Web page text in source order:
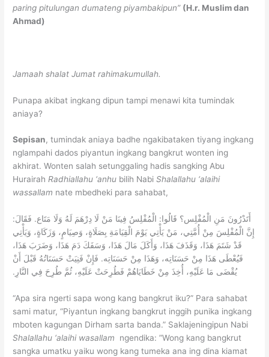
paring pitulungan dumateng piyambakipun” (H.r. Muslim dan
Ahmad)
Jamaah shalat Jumat rahimakumullah.
Punapa akibat ingkang dipun tampi menawi kita tumindak
aniaya?
Sepisan, tumindak aniaya badhe ngakibataken tiyang ingkang
nglampahi dados piyantun ingkang bangkrut wonten ing
akhirat. Wonten salah setunggaling hadis sangking Abu
HurairahRadhiallahu ‘anhu bilih Nabi Shalallahu ‘alaihi
wassallam nate mbedheki para sahabat,
أَتَدْرُونَ مَنِ الْمُفْلِس؟ قَالُوا: الْمُفْلِسُ فِينَا مَنْ لَا دِرْهَمَ لَهُ وَلَا مَتَاع. فَقَالَ:
إِنَّ الْمُفْلِسَ مِنْ أُمَّتِي، مَنْ يَأْتِي يَوْمَ الْقِيَامَةِ بِصَلَاةٍ، وَصِيَامٍ، وَزَكَاةٍ، وَيَأْتِي
قَدْ شَتَمَ هَذَا، وَقَذَفَ هَذَا، وَأَكَلَ مَالَ هَذَا، وَسَفَكَ دَمَ هَذَا، وَضَرَبَ هَذَا،
فَيُعْطَى هَذَا مِنْ حَسَنَاتِه، وَهَذَا مِنْ حَسَنَاتِه. فَإِنْ فَنِيَتْ حَسَنَاتُهُ قَبْلَ أَنْ
يُقْضَى مَا عَلَيْهِ، أُخِذَ مِنْ خَطَايَاهُمْ فَطُرِحَتْ عَلَيْهِ، ثُمَّ طُرِحَ فِي النَّارِ.
“Apa sira ngerti sapa wong kang bangkrut iku?” Para sahabat
sami matur, “Piyantun ingkang bangkrut inggih punika ingkang
mboten kagungan Dirham sarta banda.” Saklajeningipun Nabi
Shalallahu ‘alaihi wasallam ngendika: ”Wong kang bangkrut
sangka umatku yaiku wong kang tumeka ana ing dina kiamat